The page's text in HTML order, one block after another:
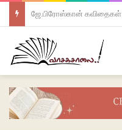
ஜே.பிரோஸ்கான் கவிதைகள்